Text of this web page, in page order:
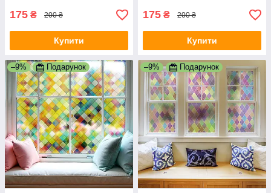
175 ₴ 200 ₴
Купити
175 ₴ 200 ₴
Купити
–9% Подарунок –9% Подарунок